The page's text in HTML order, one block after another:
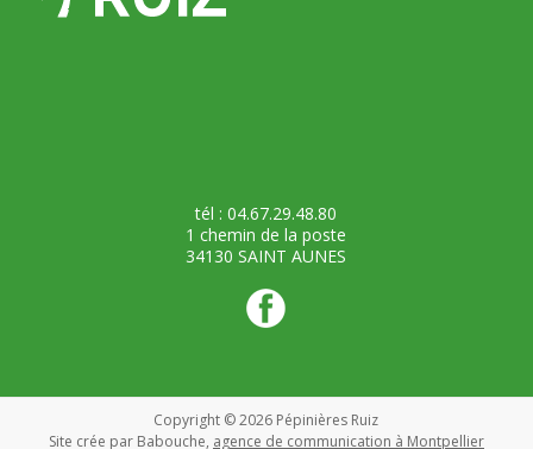
tél : 04.67.29.48.80
1 chemin de la poste
34130 SAINT AUNES
Copyright © 2026 Pépinières Ruiz
Site crée par Babouche, agence de communication à Montpellier